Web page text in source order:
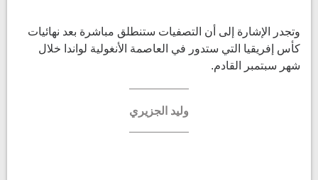
وتجدر الإشارة إلى أن التصفيات ستنطلق مباشرة بعد نهائيات
كأس إفريقيا التي ستدور في العاصمة الأنغولية لواندا خلال
شهر سبتمبر القادم.
وليد الجزيري